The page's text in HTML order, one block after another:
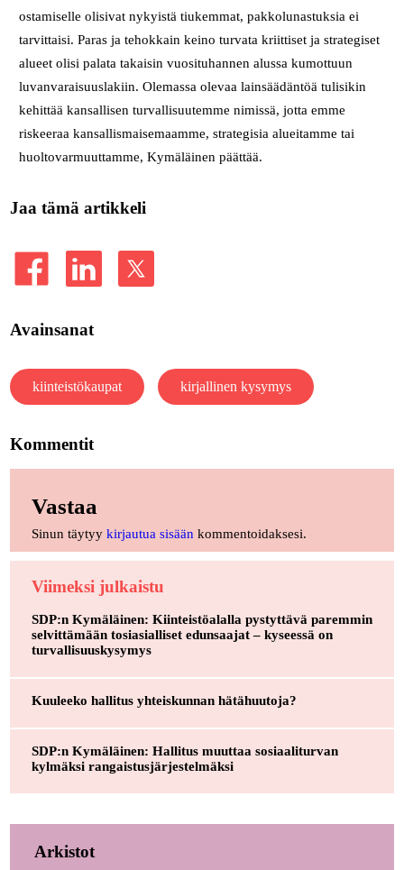
ostamiselle olisivat nykyistä tiukemmat, pakkolunastuksia ei
tarvittaisi. Paras ja tehokkain keino turvata kriittiset ja strategiset
alueet olisi palata takaisin vuosituhannen alussa kumottuun
luvanvaraisuuslakiin. Olemassa olevaa lainsäädäntöä tulisikin
kehittää kansallisen turvallisuutemme nimissä, jotta emme
riskeeraa kansallismaisemaamme, strategisia alueitamme tai
huoltovarmuuttamme, Kymäläinen päättää.
Jaa tämä artikkeli
Avainsanat
kiinteistökaupat kirjallinen kysymys
Kommentit
Vastaa
Sinun täytyy kirjautua sisään kommentoidaksesi.
Viimeksi julkaistu
SDP:n Kymäläinen: Kiinteistöalalla pystyttävä paremmin
selvittämään tosiasialliset edunsaajat – kyseessä on
turvallisuuskysymys
Kuuleeko hallitus yhteiskunnan hätähuutoja?
SDP:n Kymäläinen: Hallitus muuttaa sosiaaliturvan
kylmäksi rangaistusjärjestelmäksi
Arkistot